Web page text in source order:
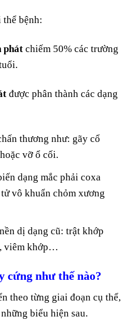
thể bệnh:
phát chiếm 50% các trường
được phân thành các dạng
thương như: gãy cổ
vỡ ổ cối.
dạng mắc phải coxa
vô khuẩn chỏm xương
dị dạng cũ: trật khớp
viêm khớp…
cứng như thế nào?
theo từng giai đoạn cụ thể,
biểu hiện sau.